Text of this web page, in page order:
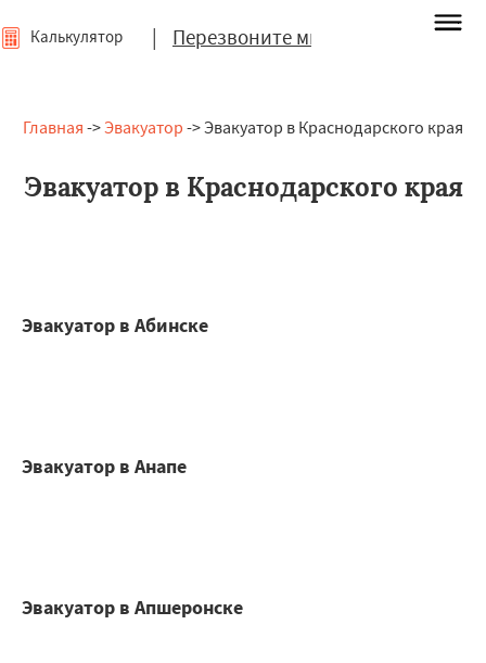
| Перезвоните мне
Калькулятор
Главная ->Эвакуатор -> Эвакуатор в Краснодарского края
Эвакуатор в Краснодарского края
Эвакуатор в Абинске
Эвакуатор в Анапе
Эвакуатор в Апшеронске